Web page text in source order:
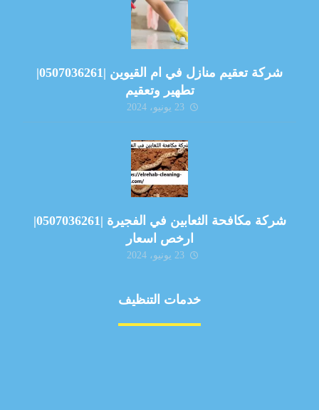
شركة تعقيم منازل في ام القيوين |0507036261|
تطهير وتعقيم
23 يونيو، 2024
شركة مكافحة الثعابين في الفجيرة |0507036261|
ارخص اسعار
23 يونيو، 2024
خدمات التنظيف